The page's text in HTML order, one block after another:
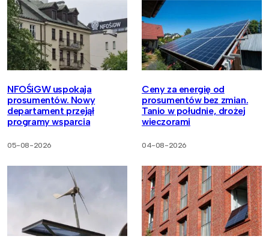
NFOŚiGW uspokaja
prosumentów. Nowy
departament przejął
programy wsparcia
05-08-2026
Ceny za energię od
prosumentów bez zmian.
Tanio w południe, drożej
wieczorami
04-08-2026